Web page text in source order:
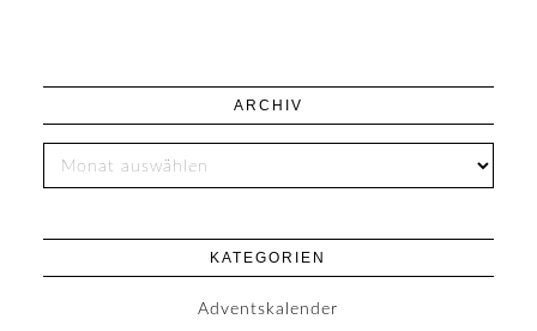
ARCHIV
KATEGORIEN
Adventskalender